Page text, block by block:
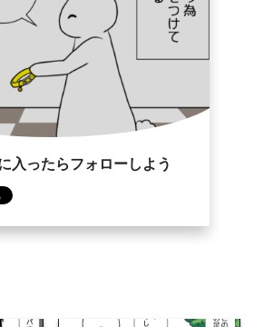
入ったらフォローしよう